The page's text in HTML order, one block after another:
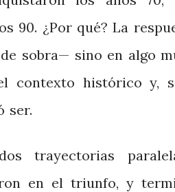
90. ¿Por qué? La
sobra— sino en algo
contexto histórico y,
ser.
trayectorias
en el triunfo, y